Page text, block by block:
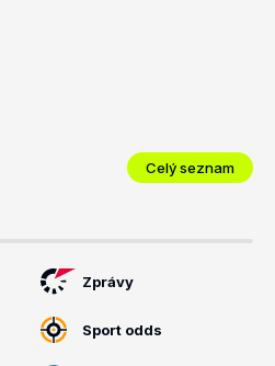
Celý seznam
Zprávy
Sport odds